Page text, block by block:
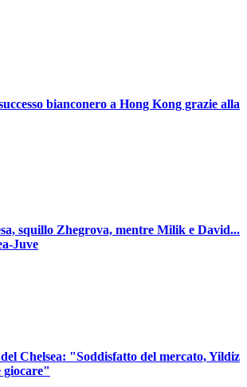
bianconero a Hong Kong grazie alla
squillo Zhegrova, mentre Milik e David...
Juve
Chelsea: "Soddisfatto del mercato, Yildiz
giocare"